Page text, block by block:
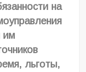
на
им
льготы,